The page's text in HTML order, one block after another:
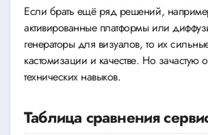
Если брать ещё ряд решений,
активированные платформы или
генераторы для визуалов, то их
кастомизации и качестве. Но зачастую
технических навыков.
Таблица сравнения